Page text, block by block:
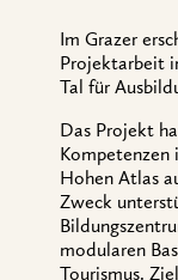
Im Grazer
Projektarbeit
Tal für
Das Projekt
Kompetenzen
Hohen Atlas
Zweck
modularen
Tourismus.